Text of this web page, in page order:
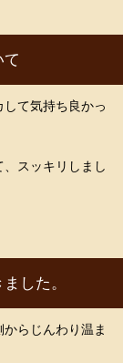
て
て気持ち良かっ
スッキリしまし
した。
らじんわり温ま